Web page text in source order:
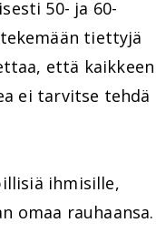
50- ja 60-
tiettyjä
että kaikkeen
ei tarvitse tehdä
ihmisille,
omaa rauhaansa.